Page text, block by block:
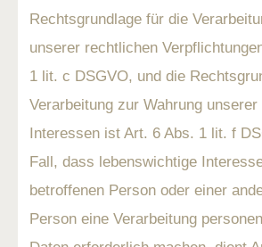
Rechtsgrundlage für die
unserer rechtlichen
1 lit. c DSGVO, und die
Verarbeitung zur Wahrung
Interessen ist Art. 6 Abs. 1 lit. f
Fall, dass lebenswichtige
betroffenen Person oder einer
Person eine Verarbeitung